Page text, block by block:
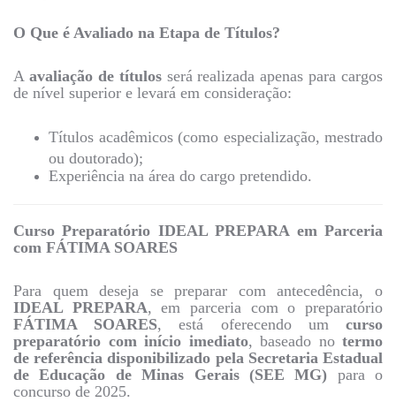
O Que é Avaliado na Etapa de Títulos?
A avaliação de títulosserá realizada apenas para cargos
de nível superior e levará em consideração:
Títulos acadêmicos (como especialização, mestrado
ou doutorado);
Experiência na área do cargo pretendido.
Curso Preparatório IDEAL PREPARA em Parceria
com FÁTIMA SOARES
Para quem deseja se preparar com antecedência, o
IDEAL PREPARA, em parceria com o preparatório
FÁTIMA SOARES, está oferecendo umcurso
preparatório com início imediato, baseado no termo
de referência disponibilizado pela Secretaria Estadual
de Educação de Minas Gerais (SEE MG) para o
concurso de 2025.